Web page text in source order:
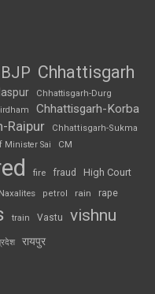
BJP Chhattisgarh
Chhattisgarh-Durg
Chhattisgarh-Korba
Raipur
Chhattisgarh-Sukma
Minister Sai CM
fire fraud High Court
Naxalites petrol rain rape
train Vastu vishnu
रायपुर